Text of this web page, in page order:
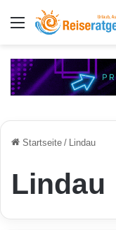
Menü
Startseite / Lindau
Lindau